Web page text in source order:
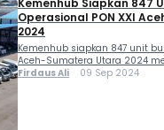
Kemenhub Siapkan 847
Operasional PON XXI
2024
Kemenhub siapkan 847 unit
Aceh-Sumatera Utara 2024
Perhubungan Darat.
Firdaus Ali 09 Sep 2024